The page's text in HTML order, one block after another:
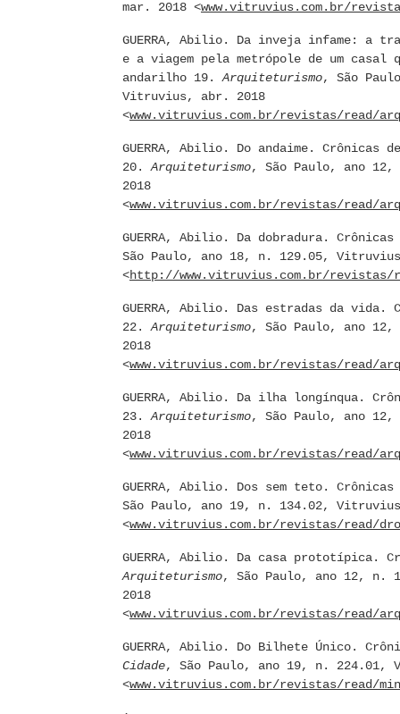
mar. 2018 <www.vitruvius.com.br/
GUERRA, Abilio. Da inveja infame: a
e a viagem pela metrópole de um casal
andarilho 19.Arquiteturismo, São
Vitruvius, abr. 2018
<www.vitruvius.com.br/revistas/read/
GUERRA, Abilio. Do andaime. Crônicas
20.Arquiteturismo, São Paulo, ano
2018
<www.vitruvius.com.br/revistas/read/
GUERRA, Abilio. Da dobradura.
São Paulo, ano 18, n. 129.05,
<http://www.vitruvius.com.br/revistas/
GUERRA, Abilio. Das estradas da vida.
22.Arquiteturismo, São Paulo, ano
2018
<www.vitruvius.com.br/revistas/read/
GUERRA, Abilio. Da ilha longínqua.
23.Arquiteturismo, São Paulo, ano
2018
<www.vitruvius.com.br/revistas/read/
GUERRA, Abilio. Dos sem teto.
São Paulo, ano 19, n. 134.02,
<www.vitruvius.com.br/revistas/read/
GUERRA, Abilio. Da casa prototípica.
Arquiteturismo, São Paulo, ano 12, n.
2018
<www.vitruvius.com.br/revistas/read/
GUERRA, Abilio. Do Bilhete Único.
Cidade, São Paulo, ano 19, n. 224.01,
<www.vitruvius.com.br/revistas/read/